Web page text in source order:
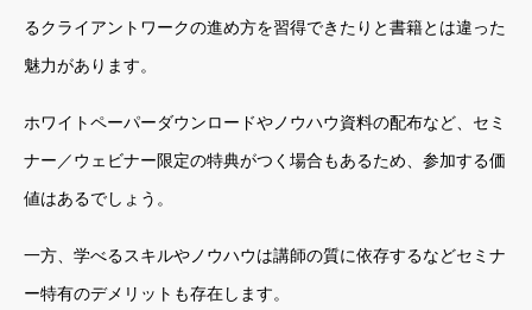
るクライアントワークの進め方を習得できたりと書籍とは違った
魅力があります。
ホワイトペーパーダウンロードやノウハウ資料の配布など、セミ
ナー／ウェビナー限定の特典がつく場合もあるため、参加する価
値はあるでしょう。
一方、学べるスキルやノウハウは講師の質に依存するなどセミナ
ー特有のデメリットも存在します。